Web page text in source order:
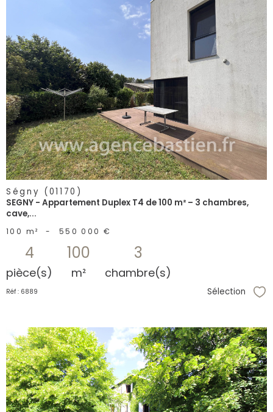
voir le
bien
Ségny (01170)
SEGNY - Appartement Duplex T4 de 100 m² – 3 chambres,
cave,...
100 m² - 550 000 €
4
pièce(s)
100
m²
3
chambre(s)
Réf : 6889 Sélection
voir le